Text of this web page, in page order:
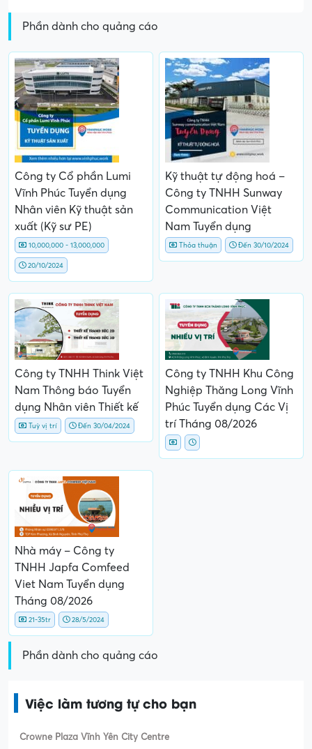
Phần dành cho quảng cáo
Công ty Cổ phần Lumi
Vĩnh Phúc Tuyển dụng
Nhân viên Kỹ thuật sản
xuất (Kỹ sư PE)
10,000,000 - 13,000,000
20/10/2024
Kỹ thuật tự động hoá –
Công ty TNHH Sunway
Communication Việt
Nam Tuyển dụng
Thỏa thuận Đến 30/10/2024
Công ty TNHH Think Việt
Nam Thông báo Tuyển
dụng Nhân viên Thiết kế
Tuỳ vị trí Đến 30/04/2024
Công ty TNHH Khu Công
Nghiệp Thăng Long Vĩnh
Phúc Tuyển dụng Các Vị
trí Tháng 08/2026
Nhà máy – Công ty
TNHH Japfa Comfeed
Viet Nam Tuyển dụng
Tháng 08/2026
21-35tr 28/5/2024
Phần dành cho quảng cáo
Việc làm tương tự cho bạn
Crowne Plaza Vĩnh Yên City Centre